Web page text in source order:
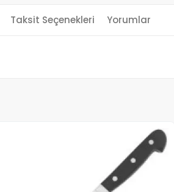
Taksit Seçenekleri Yorumlar